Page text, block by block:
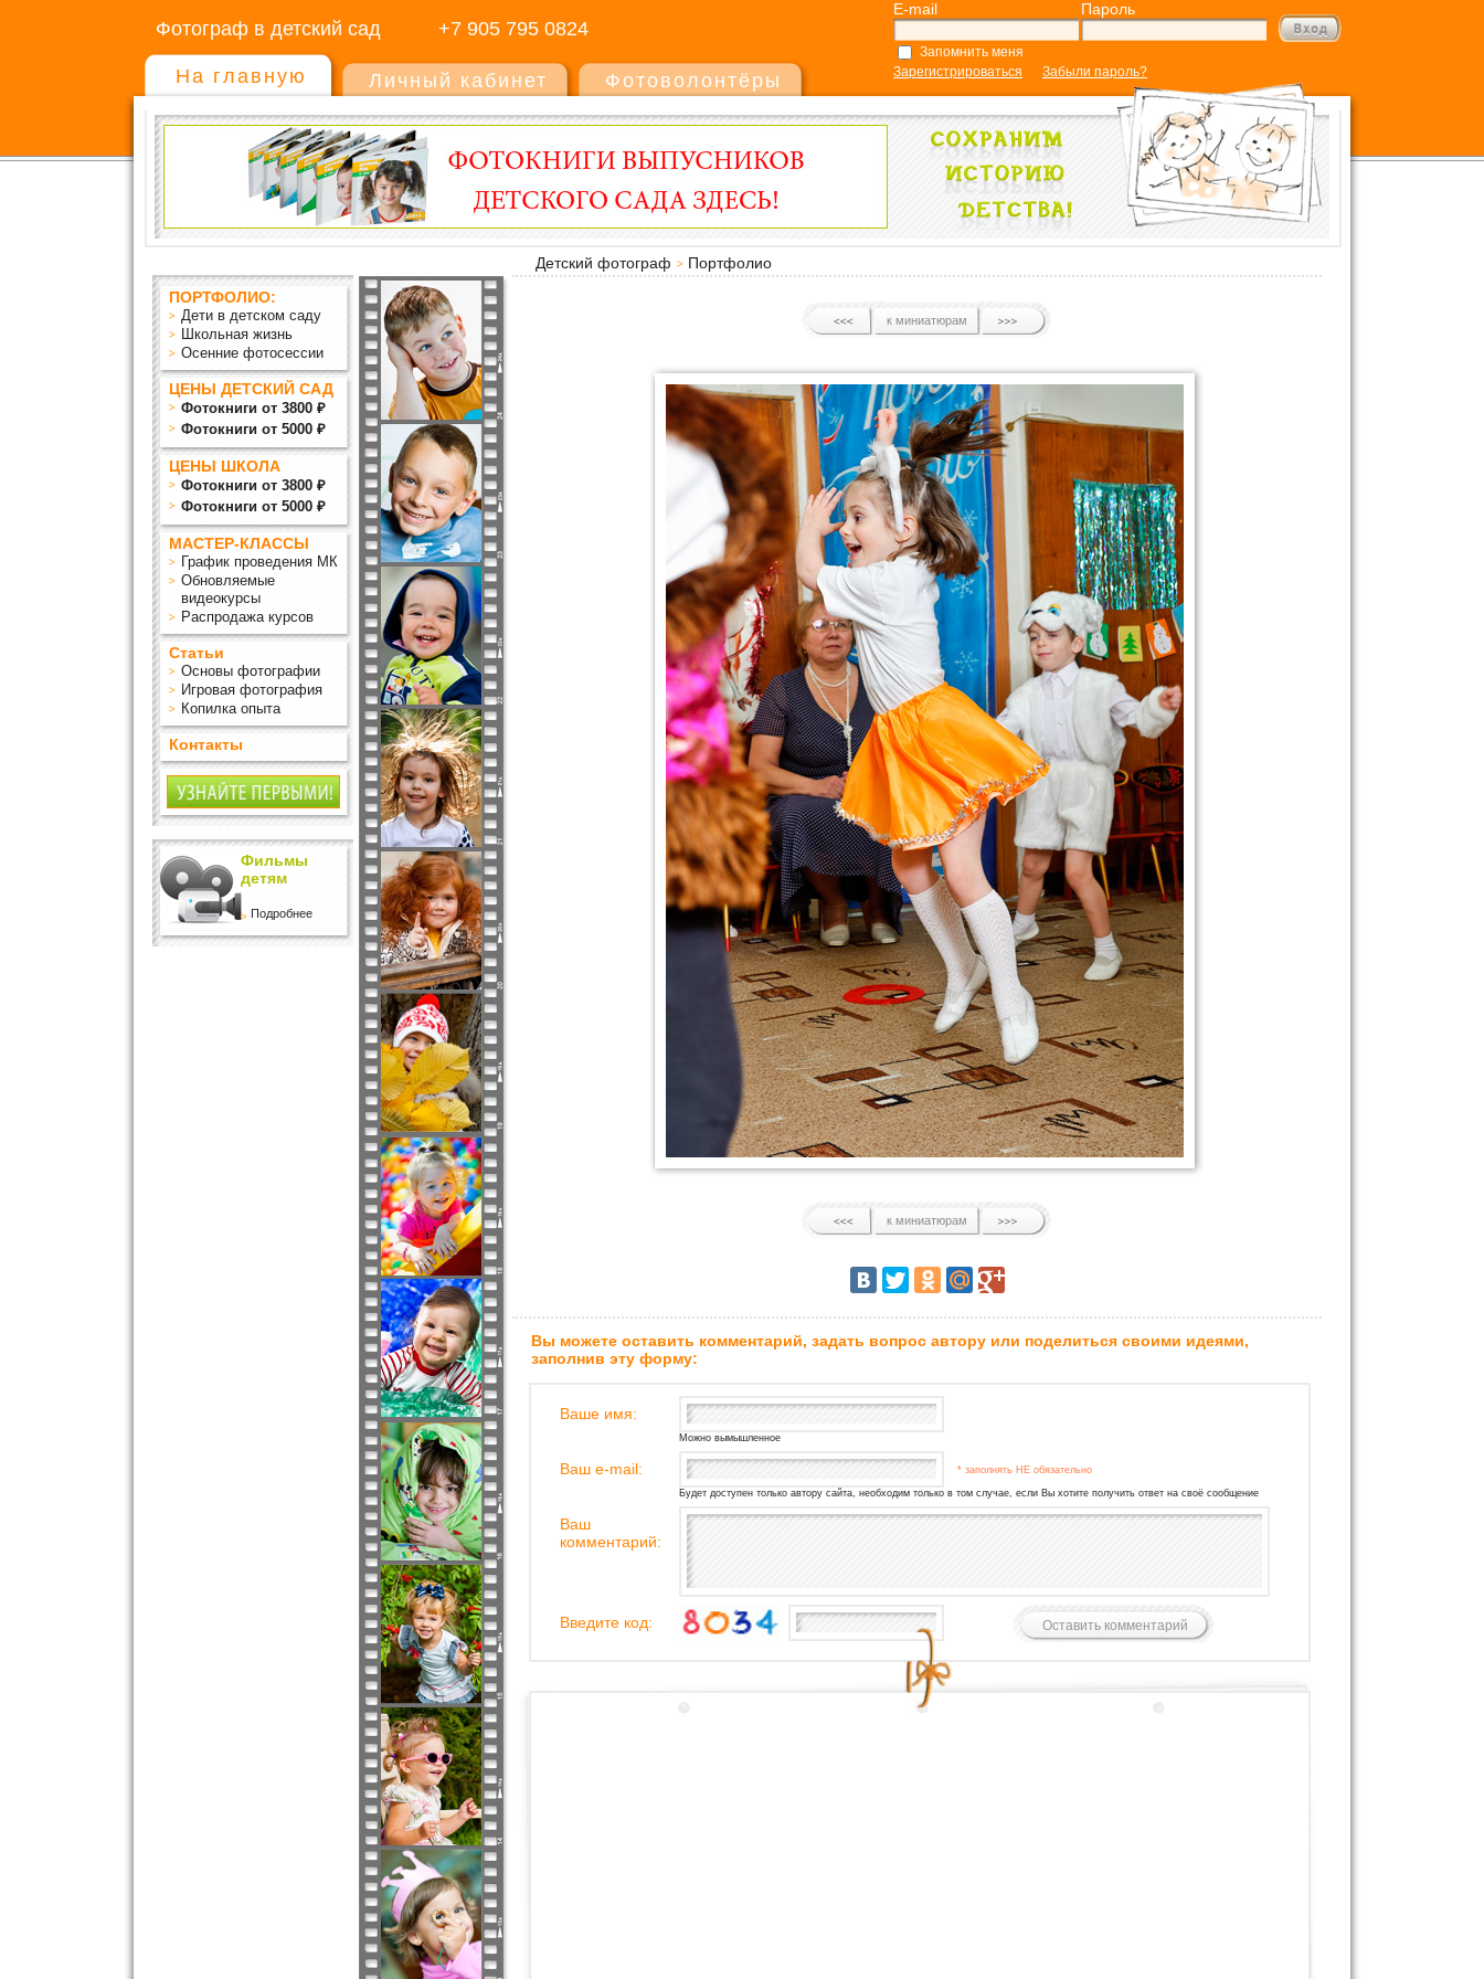
Фотограф в детский сад +7 905 795 0824
E-mail Пароль
Запомнить меня
Зарегистрироваться
Забыли пароль?
На главную Личный кабинет Фотоволонтёры
Детский фотограф
Портфолио
ПОРТФОЛИО:
Дети в детском саду
Школьная жизнь
Осенние фотосессии
ЦЕНЫ ДЕТСКИЙ САД
Фотокниги от 3800 ₽
Фотокниги от 5000 ₽
ЦЕНЫ ШКОЛА
Фотокниги от 3800 ₽
Фотокниги от 5000 ₽
МАСТЕР-КЛАССЫ
График проведения МК
Обновляемые
видеокурсы
Распродажа курсов
Статьи
Основы фотографии
Игровая фотография
Копилка опыта
Контакты
Фильмы
детям
Подробнее
к миниатюрам
к миниатюрам
Вы можете оставить комментарий, задать вопрос автору или поделиться своими идеями,
заполнив эту форму:
Ваше имя:
Можно вымышленное
Ваш e-mail: * заполнять НЕ обязательно
Будет доступен только автору сайта, необходим только в том случае, если Вы хотите получить ответ на своё сообщение
Ваш
комментарий:
Введите код: